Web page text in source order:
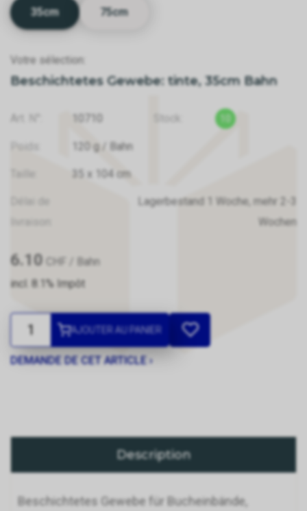
35cm 75cm
Votre sélection:
Beschichtetes Gewebe: tinte, 35cm Bahn
10710
Poids: g / Bahn
x 104 cm
Lagerbestand 1 Woche, mehr 2-3
Wochen
6.10 CHF
/ Bahn
incl. 8.1% Impôt
AJOUTER AU PANIER
DEMANDE DE CET ARTICLE ›
Description
Beschichtetes Gewebe für Bucheinbände,